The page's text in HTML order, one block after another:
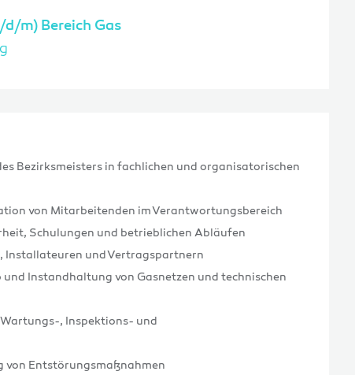
m) Bereich Gas
Bezirksmeisters in fachlichen und organisatorischen
von Mitarbeitenden im Verantwortungsbereich
Schulungen und betrieblichen Abläufen
Installateuren und Vertragspartnern
Instandhaltung von Gasnetzen und technischen
, Inspektions- und
Entstörungsmaßnahmen